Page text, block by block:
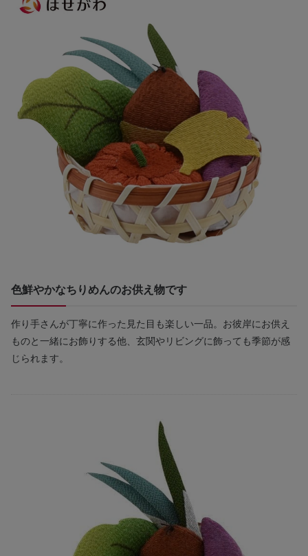
色鮮やかなちりめんのお供え物です
作り手さんが丁寧に作った見た目も楽しい一品。お彼岸にお供え
ものと一緒にお飾りする他、玄関やリビングに飾っても季節が感
じられます。